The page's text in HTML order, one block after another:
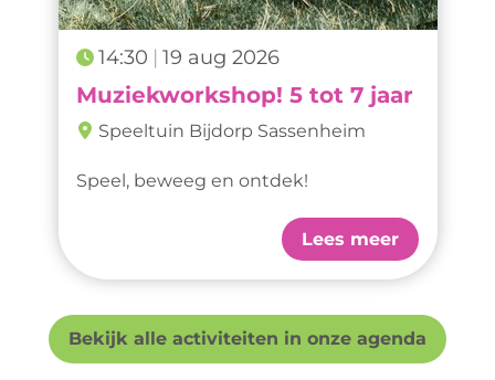
14:30 19 aug 2026
Muziekworkshop! 5 tot 7 jaar
Speeltuin Bijdorp Sassenheim
Speel, beweeg en ontdek!
Lees meer
Bekijk alle activiteiten in onze agenda